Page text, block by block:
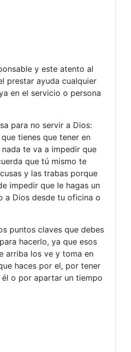
y este atento al
prestar ayuda cualquier
en el servicio o persona
para no servir a Dios:
tienes que tener en
te va a impedir que
que tú mismo te
y las trabas porque
impedir que le hagas un
a Dios desde tu oficina o
puntos claves que debes
hacerlo, ya que esos
arriba los ve y toma en
haces por el, por tener
o por apartar un tiempo